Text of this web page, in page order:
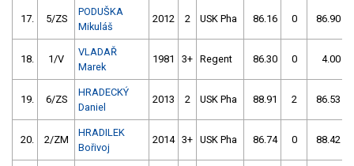
17. 5/ZS
PODUŠKA
Mikuláš
2012 2 USK Pha 86.16 0 86.90
18. 1/V
VLADAŘ
Marek
1981 3+ Regent 86.30 0 4.00
19. 6/ZS
HRADECKÝ
Daniel
2013 2 USK Pha 88.91 2 86.53
20. 2/ZM
HRADILEK
Bořivoj
2014 3+ USK Pha 86.74 0 88.42